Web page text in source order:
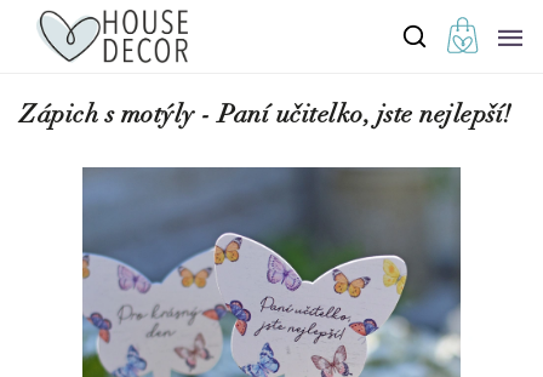
Zápich s motýly - Paní učitelko, jste nejlepší!